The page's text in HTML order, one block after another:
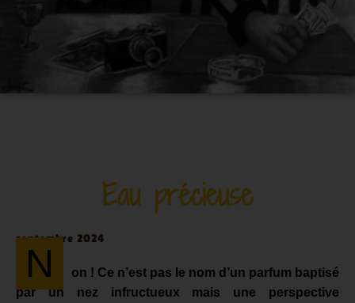
Eau précieuse
septembre 2024
N
on ! Ce n’est pas le nom d’un parfum baptisé
par un nez infructueux mais une perspective